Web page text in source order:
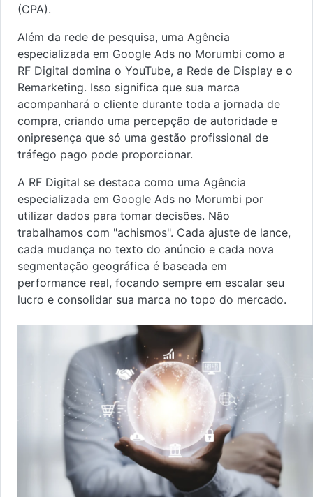
(CPA).
Além da rede de pesquisa, uma Agência
especializada em Google Ads no Morumbi como a
RF Digital domina o YouTube, a Rede de Display e o
Remarketing. Isso significa que sua marca
acompanhará o cliente durante toda a jornada de
compra, criando uma percepção de autoridade e
onipresença que só uma gestão profissional de
tráfego pago pode proporcionar.
A RF Digital se destaca como uma Agência
especializada em Google Ads no Morumbi por
utilizar dados para tomar decisões. Não
trabalhamos com "achismos". Cada ajuste de lance,
cada mudança no texto do anúncio e cada nova
segmentação geográfica é baseada em
performance real, focando sempre em escalar seu
lucro e consolidar sua marca no topo do mercado.